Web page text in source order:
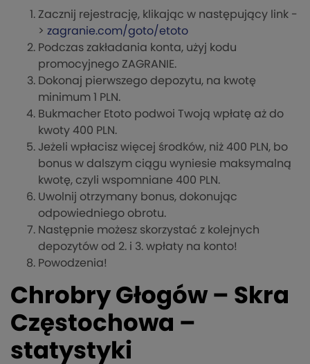
Zacznij rejestrację, klikając w następujący link -
> zagranie.com/goto/etoto
Podczas zakładania konta, użyj kodu
promocyjnego ZAGRANIE.
Dokonaj pierwszego depozytu, na kwotę
minimum 1 PLN.
Bukmacher Etoto podwoi Twoją wpłatę aż do
kwoty 400 PLN.
Jeżeli wpłacisz więcej środków, niż 400 PLN, bo
bonus w dalszym ciągu wyniesie maksymalną
kwotę, czyli wspomniane 400 PLN.
Uwolnij otrzymany bonus, dokonując
odpowiedniego obrotu.
Następnie możesz skorzystać z kolejnych
depozytów od 2. i 3. wpłaty na konto!
Powodzenia!
Chrobry Głogów – Skra
Częstochowa –
statystyki